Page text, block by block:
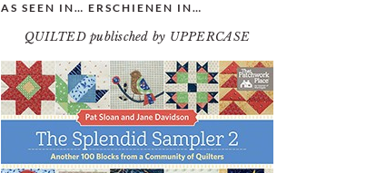
AS SEEN IN… ERSCHIENEN IN…
QUILTED publisched by UPPERCASE